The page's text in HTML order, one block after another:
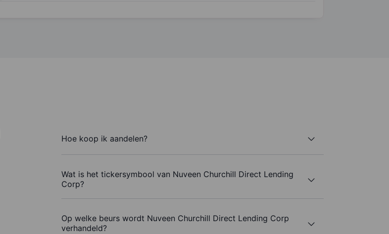
Hoe koop ik aandelen?
Wat is het tickersymbool van Nuveen Churchill Direct Lending
Corp?
Op welke beurs wordt Nuveen Churchill Direct Lending Corp
verhandeld?